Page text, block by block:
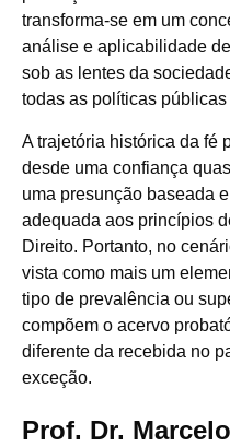
transforma-se em um
análise e aplicabilidade
sob as lentes da
todas as políticas públicas
A trajetória histórica da fé
desde uma confiança
uma presunção baseada
adequada aos princípios
Direito. Portanto, no
vista como mais um
tipo de prevalência ou
compõem o acervo
diferente da recebida no
exceção.
Prof. Dr.